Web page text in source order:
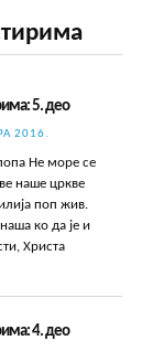
5. део
2016.
Не море се
наше цркве
поп жив.
ко да је и
Христа
4. део